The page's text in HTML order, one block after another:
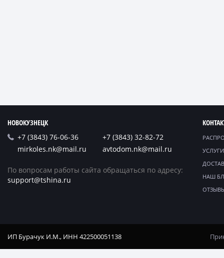
НОВОКУЗНЕЦК
+7 (3843) 76-06-36
+7 (3843) 32-82-72
mirkoles.nk@mail.ru
avtodom.nk@mail.ru
По вопросам работы сайта обращаться по адресу:
support@tshina.ru
НАШ
ИП Бурачук И.М., ИНН 422500051138